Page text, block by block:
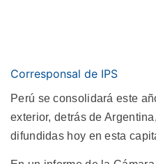
Corresponsal de IPS
Perú se consolidará este
exterior, detrás de
difundidas hoy en esta